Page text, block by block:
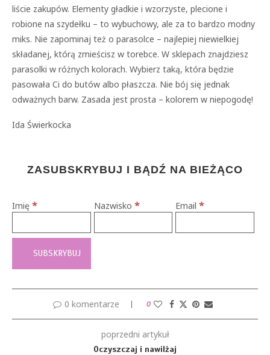
liście zakupów. Elementy gładkie i wzorzyste, plecione i
robione na szydełku – to wybuchowy, ale za to bardzo modny
miks. Nie zapominaj też o parasolce – najlepiej niewielkiej
składanej, którą zmieścisz w torebce. W sklepach znajdziesz
parasolki w różnych kolorach. Wybierz taką, która będzie
pasowała Ci do butów albo płaszcza. Nie bój się jednak
odważnych barw. Zasada jest prosta – kolorem w niepogodę!
Ida Świerkocka
ZASUBSKRYBUJ I BĄDŹ NA BIEŻĄCO
Imię * Nazwisko * Email*
0 komentarze 0
poprzedni artykuł
Oczyszczaj i nawilżaj